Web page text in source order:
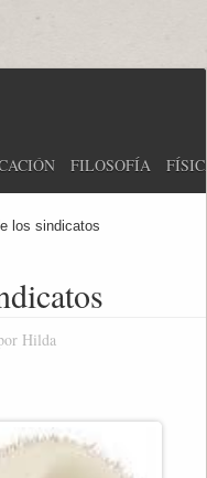
FILOSOFÍA
los sindicatos
Hilda